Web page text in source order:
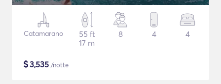
Catamarano
55 ft
17 m
8 4 4
$3,535 /notte